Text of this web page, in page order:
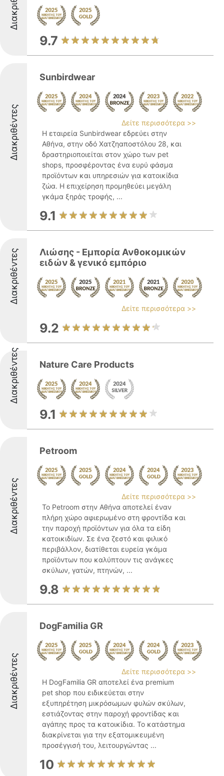
9.7
Διακριθέντες
Sunbirdwear
Δείτε περισσότερα >>
Η εταιρεία Sunbirdwear εδρεύει στην
Αθήνα, στην οδό Χατζηαποστόλου 28, και
δραστηριοποιείται στον χώρο των pet
shops, προσφέροντας ένα ευρύ φάσμα
προϊόντων και υπηρεσιών για κατοικίδια
ζώα. Η επιχείρηση προμηθεύει μεγάλη
γκάμα ξηράς τροφής, ...
9.1
Διακριθέντες
Λιώσης - Εμπορία Ανθοκομικών
ειδών & γενικό εμπόριο
Δείτε περισσότερα >>
9.2
Διακριθέντες Nature Care Products
9.1
Διακριθέντες
Petroom
Δείτε περισσότερα >>
Το Petroom στην Αθήνα αποτελεί έναν
πλήρη χώρο αφιερωμένο στη φροντίδα και
την παροχή προϊόντων για όλα τα είδη
κατοικιδίων. Σε ένα ζεστό και φιλικό
περιβάλλον, διατίθεται ευρεία γκάμα
προϊόντων που καλύπτουν τις ανάγκες
σκύλων, γατών, πτηνών, ...
9.8
Διακριθέντες
DogFamilia GR
Δείτε περισσότερα >>
Η DogFamilia GR αποτελεί ένα premium
pet shop που ειδικεύεται στην
εξυπηρέτηση μικρόσωμων φυλών σκύλων,
εστιάζοντας στην παροχή φροντίδας και
αγάπης προς τα κατοικίδια. Το κατάστημα
διακρίνεται για την εξατομικευμένη
προσέγγισή του, λειτουργώντας ...
10